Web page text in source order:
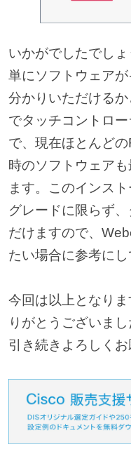
いかがでしたでし
単にソフトウェア
分かりいただける
でタッチコントロ
で、現在ほとんど
時のソフトウェア
ます。このインス
グレードに限らず
だけますので、
たい場合に参考にし
今回は以上となり
りがとうございまし
引き続きよろしくお